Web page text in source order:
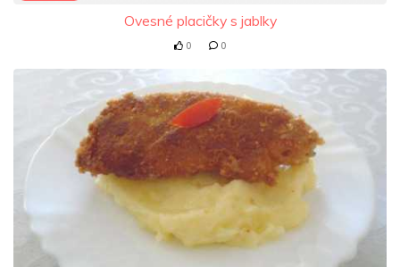
Ovesné placičky s jablky
0 0